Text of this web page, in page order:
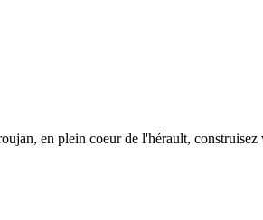
en plein coeur de l'hérault,